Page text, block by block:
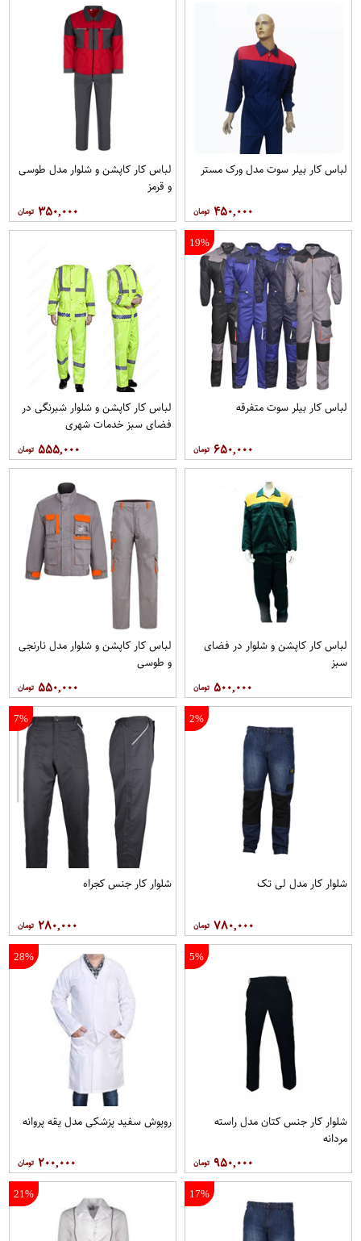
لباس کار بیلر سوت مدل ورک مستر
۴۵۰,۰۰۰
لباس کار کاپشن و شلوار مدل طوسی
و قرمز
۳۵۰,۰۰۰
19%
لباس کار بیلر سوت متفرقه
۶۵۰,۰۰۰
لباس کار کاپشن و شلوار شبرنگی در
فضای سبز خدمات شهری
۵۵۵,۰۰۰
لباس کار کاپشن و شلوار در فضای
سبز
۵۰۰,۰۰۰
لباس کار کاپشن و شلوار مدل نارنجی
و طوسی
۵۵۰,۰۰۰
2%
شلوار کار مدل لی تک
۷۸۰,۰۰۰
7%
شلوار کار جنس کجراه
۲۸۰,۰۰۰
5%
شلوار کار جنس کتان مدل راسته
مردانه
۹۵۰,۰۰۰
28%
روپوش سفید پزشکی مدل یقه پروانه
۲۰۰,۰۰۰
17%
21%